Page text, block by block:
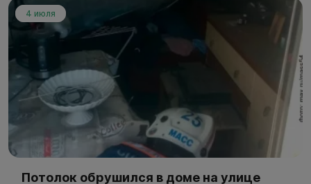
4 июля
Потолок обрушился в доме на улице